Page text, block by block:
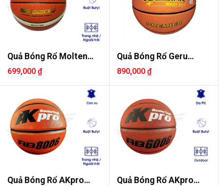
Quả Bóng Rổ Molten
B7G3200 S..
699,000 ₫
Quả Bóng Rổ Geru
Premier 202..
890,000 ₫
Quả Bóng Rổ AKpro
Quả Bóng Rổ AKpro